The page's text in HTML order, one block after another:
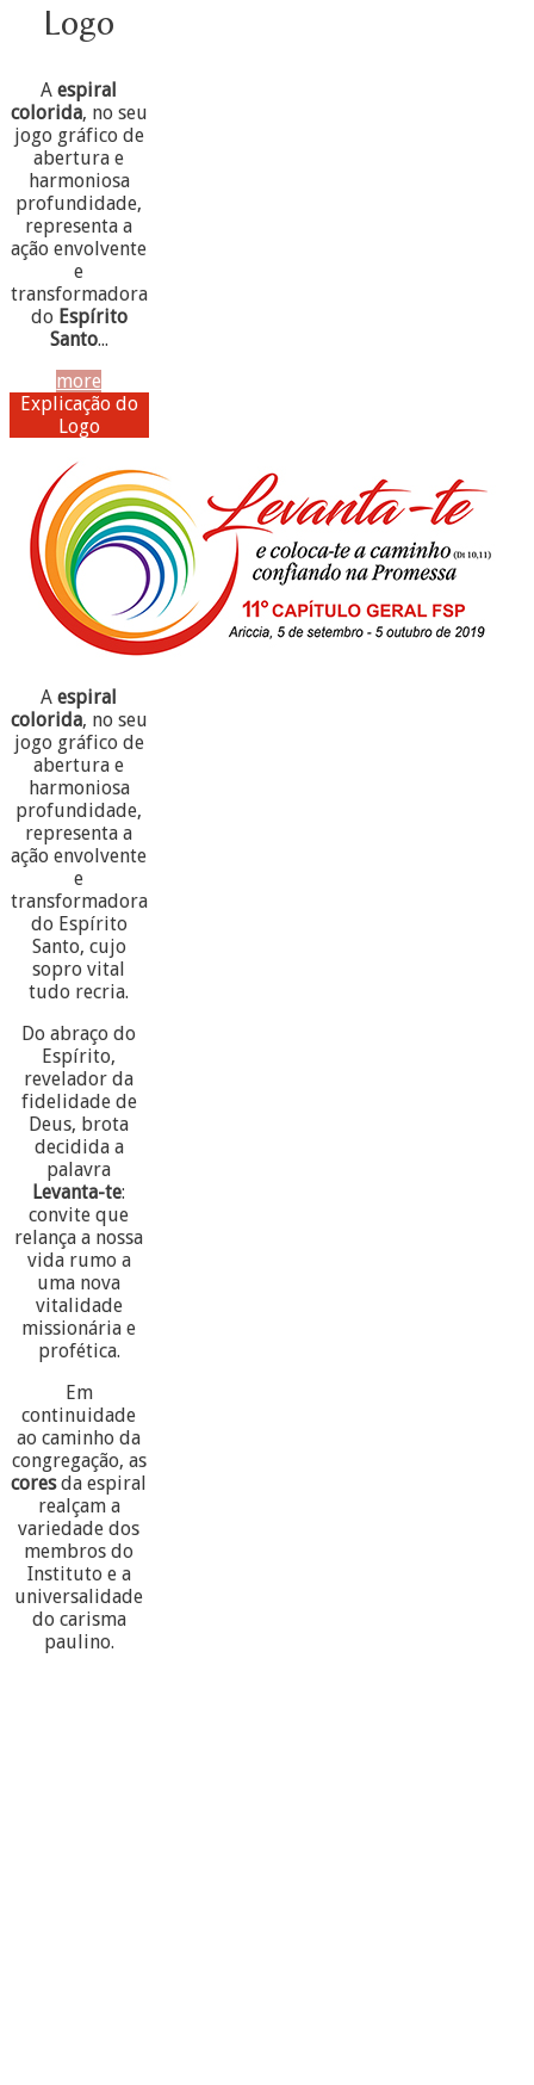
Logo
Aespiral
colorida, no seu
jogo gráfico de
abertura e
harmoniosa
profundidade,
representa a
ação envolvente
e
transformadora
do Espírito
Santo...
more
Explicação do
Logo
Aespiral
colorida, no seu
jogo gráfico de
abertura e
harmoniosa
profundidade,
representa a
ação envolvente
e
transformadora
do Espírito
Santo, cujo
sopro vital
tudo recria.
Do abraço do
Espírito,
revelador da
fidelidade de
Deus, brota
decidida a
palavra
Levanta-te:
convite que
relança a nossa
vida rumo a
uma nova
vitalidade
missionária e
profética.
Em
continuidade
ao caminho da
congregação, as
coresda espiral
realçam a
variedade dos
membros do
Instituto e a
universalidade
do carisma
paulino.